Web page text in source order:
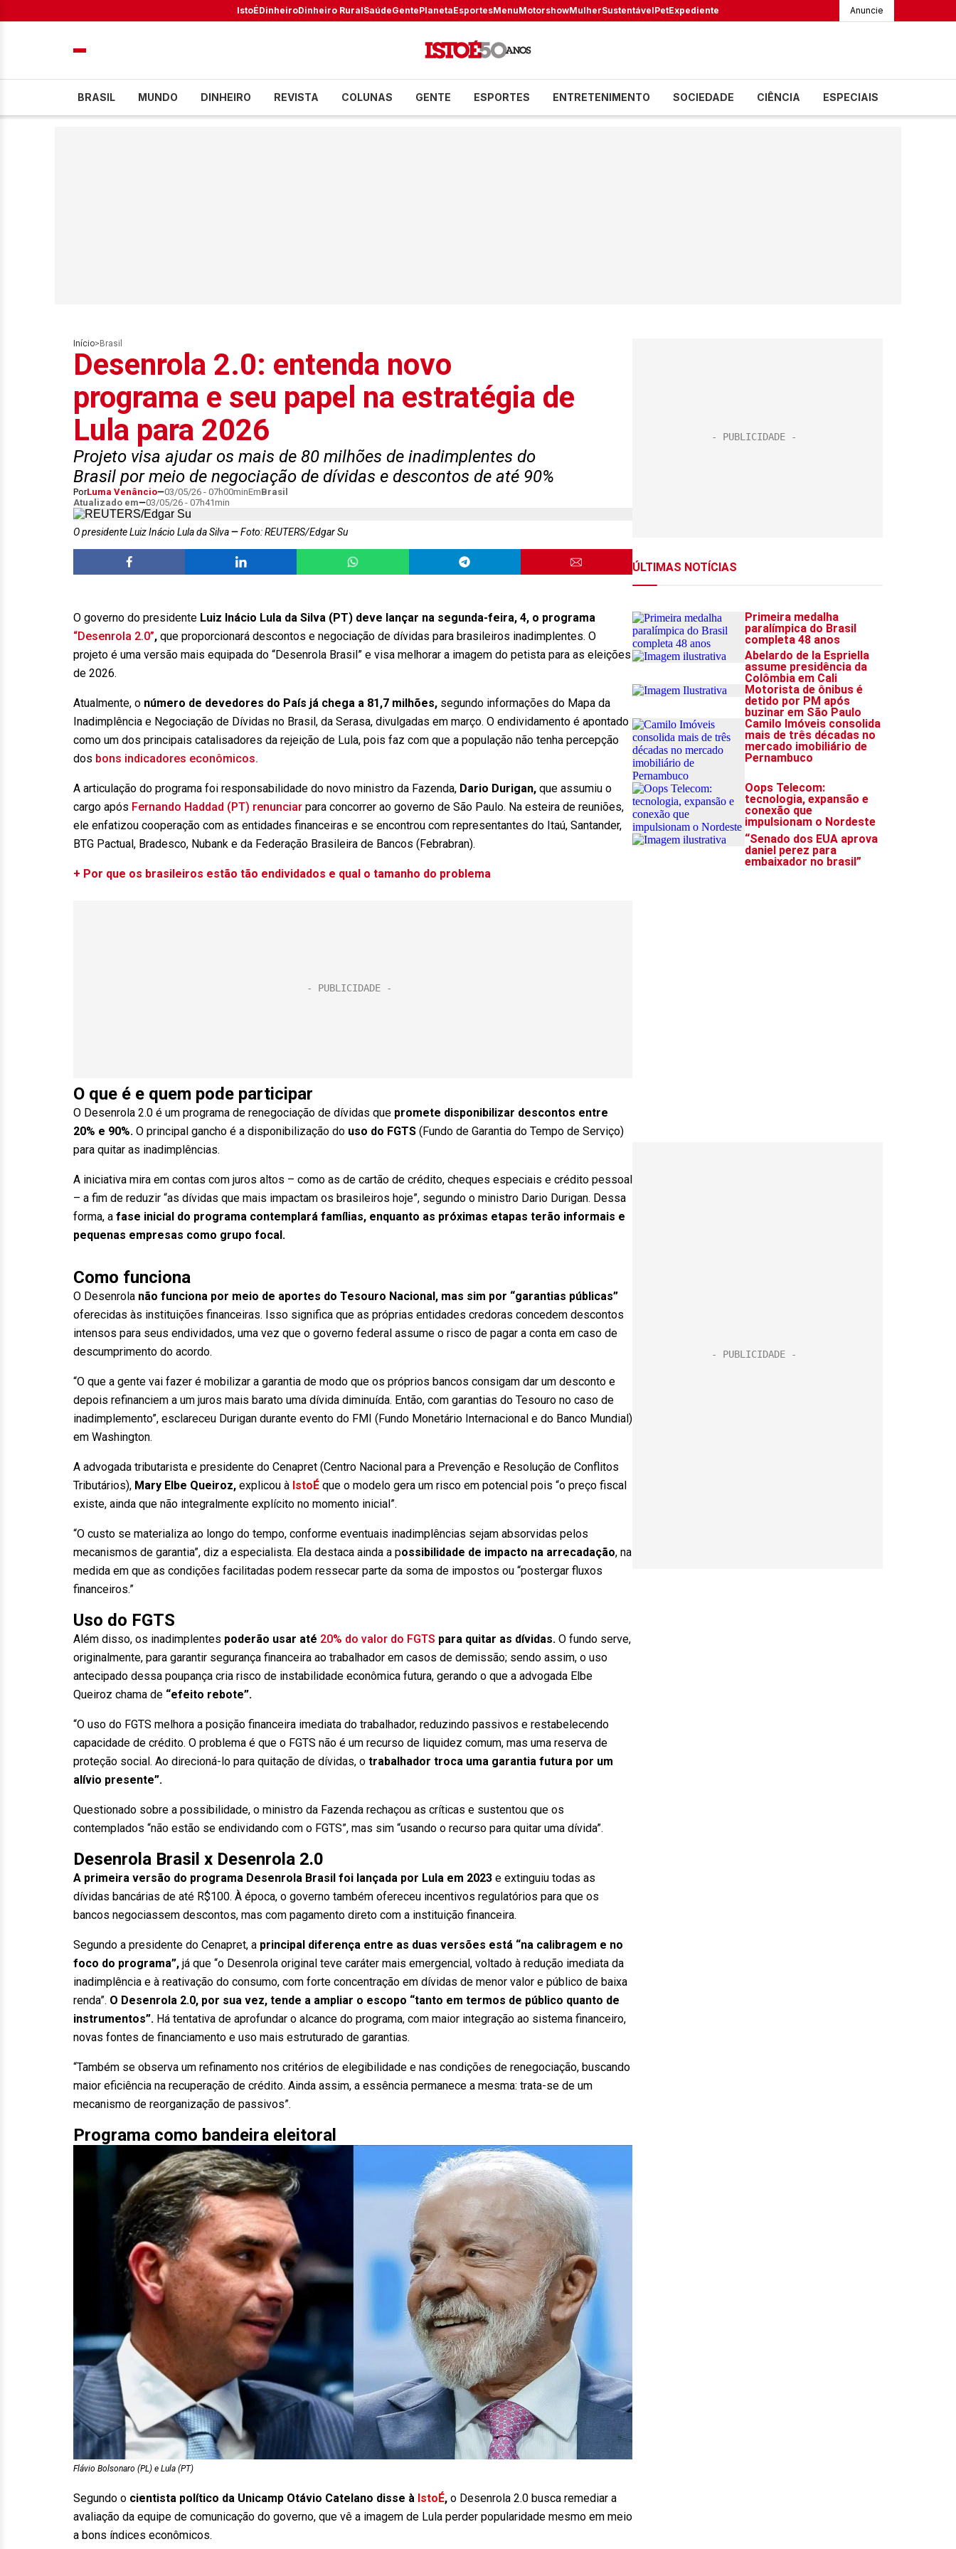
IstoÉDinheiroDinheiro RuralSaúdeGentePlanetaEsportesMenuMotorshowMulherSustentávelPetExpediente Anuncie
BRASIL MUNDO DINHEIRO REVISTA COLUNAS GENTE ESPORTES ENTRETENIMENTO SOCIEDADE CIÊNCIA ESPECIAIS
Início> Brasil
Desenrola 2.0: entenda novo
programa e seu papel na estratégia de
Lula para 2026
Projeto visa ajudar os mais de 80 milhões de inadimplentes do
Brasil por meio de negociação de dívidas e descontos de até 90%
PorLuma Venâncio 03/05/26 - 07h00minEmBrasil
Atualizado em
03/05/26 - 07h41min
O presidente Luiz Inácio Lula da Silva Foto: REUTERS/Edgar Su
O governo do presidente Luiz Inácio Lula da Silva (PT) deve lançar na segunda-feira, 4, o programa
“Desenrola 2.0”, que proporcionará descontos e negociação de dívidas para brasileiros inadimplentes. O
projeto é uma versão mais equipada do “Desenrola Brasil” e visa melhorar a imagem do petista para as eleições
de 2026.
Atualmente, o número de devedores do País já chega a 81,7 milhões, segundo informações do Mapa da
Inadimplência e Negociação de Dívidas no Brasil, da Serasa, divulgadas em março. O endividamento é apontado
como um dos principais catalisadores da rejeição de Lula, pois faz com que a população não tenha percepção
dos bons indicadores econômicos.
A articulação do programa foi responsabilidade do novo ministro da Fazenda, Dario Durigan, que assumiu o
cargo após Fernando Haddad (PT) renunciar para concorrer ao governo de São Paulo. Na esteira de reuniões,
ele enfatizou cooperação com as entidades financeiras e se encontrou com representantes do Itaú, Santander,
BTG Pactual, Bradesco, Nubank e da Federação Brasileira de Bancos (Febrabran).
+ Por que os brasileiros estão tão endividados e qual o tamanho do problema
O que é e quem pode participar
O Desenrola 2.0 é um programa de renegociação de dívidas que promete disponibilizar descontos entre
20% e 90%. O principal gancho é a disponibilização do uso do FGTS (Fundo de Garantia do Tempo de Serviço)
para quitar as inadimplências.
A iniciativa mira em contas com juros altos – como as de cartão de crédito, cheques especiais e crédito pessoal
– a fim de reduzir “as dívidas que mais impactam os brasileiros hoje”, segundo o ministro Dario Durigan. Dessa
forma, a fase inicial do programa contemplará famílias, enquanto as próximas etapas terão informais e
pequenas empresas como grupo focal.
Como funciona
O Desenrola não funciona por meio de aportes do Tesouro Nacional, mas sim por “garantias públicas”
oferecidas às instituições financeiras. Isso significa que as próprias entidades credoras concedem descontos
intensos para seus endividados, uma vez que o governo federal assume o risco de pagar a conta em caso de
descumprimento do acordo.
“O que a gente vai fazer é mobilizar a garantia de modo que os próprios bancos consigam dar um desconto e
depois refinanciem a um juros mais barato uma dívida diminuída. Então, com garantias do Tesouro no caso de
inadimplemento”, esclareceu Durigan durante evento do FMI (Fundo Monetário Internacional e do Banco Mundial)
em Washington.
A advogada tributarista e presidente do Cenapret (Centro Nacional para a Prevenção e Resolução de Conflitos
Tributários), Mary Elbe Queiroz, explicou à IstoÉ que o modelo gera um risco em potencial pois “o preço fiscal
existe, ainda que não integralmente explícito no momento inicial”.
“O custo se materializa ao longo do tempo, conforme eventuais inadimplências sejam absorvidas pelos
mecanismos de garantia”, diz a especialista. Ela destaca ainda a possibilidade de impacto na arrecadação, na
medida em que as condições facilitadas podem ressecar parte da soma de impostos ou “postergar fluxos
financeiros.”
Uso do FGTS
Além disso, os inadimplentes poderão usar até 20% do valor do FGTS para quitar as dívidas. O fundo serve,
originalmente, para garantir segurança financeira ao trabalhador em casos de demissão; sendo assim, o uso
antecipado dessa poupança cria risco de instabilidade econômica futura, gerando o que a advogada Elbe
Queiroz chama de “efeito rebote”.
“O uso do FGTS melhora a posição financeira imediata do trabalhador, reduzindo passivos e restabelecendo
capacidade de crédito. O problema é que o FGTS não é um recurso de liquidez comum, mas uma reserva de
proteção social. Ao direcioná-lo para quitação de dívidas, o trabalhador troca uma garantia futura por um
alívio presente”.
Questionado sobre a possibilidade, o ministro da Fazenda rechaçou as críticas e sustentou que os
contemplados “não estão se endividando com o FGTS”, mas sim “usando o recurso para quitar uma dívida”.
Desenrola Brasil x Desenrola 2.0
A primeira versão do programa Desenrola Brasil foi lançada por Lula em 2023 e extinguiu todas as
dívidas bancárias de até R$100. À época, o governo também ofereceu incentivos regulatórios para que os
bancos negociassem descontos, mas com pagamento direto com a instituição financeira.
Segundo a presidente do Cenapret, a principal diferença entre as duas versões está “na calibragem e no
foco do programa”, já que “o Desenrola original teve caráter mais emergencial, voltado à redução imediata da
inadimplência e à reativação do consumo, com forte concentração em dívidas de menor valor e público de baixa
renda”. O Desenrola 2.0, por sua vez, tende a ampliar o escopo “tanto em termos de público quanto de
instrumentos”. Há tentativa de aprofundar o alcance do programa, com maior integração ao sistema financeiro,
novas fontes de financiamento e uso mais estruturado de garantias.
“Também se observa um refinamento nos critérios de elegibilidade e nas condições de renegociação, buscando
maior eficiência na recuperação de crédito. Ainda assim, a essência permanece a mesma: trata-se de um
mecanismo de reorganização de passivos”.
Programa como bandeira eleitoral
Flávio Bolsonaro (PL) e Lula (PT)
Segundo o cientista político da Unicamp Otávio Catelano disse à IstoÉ, o Desenrola 2.0 busca remediar a
avaliação da equipe de comunicação do governo, que vê a imagem de Lula perder popularidade mesmo em meio
a bons índices econômicos.